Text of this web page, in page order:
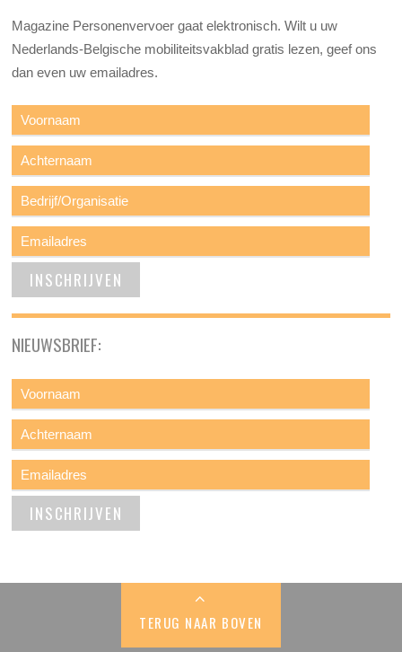
Magazine Personenvervoer gaat elektronisch. Wilt u uw
Nederlands-Belgische mobiliteitsvakblad gratis lezen, geef ons
dan even uw emailadres.
NIEUWSBRIEF:
TERUG NAAR BOVEN